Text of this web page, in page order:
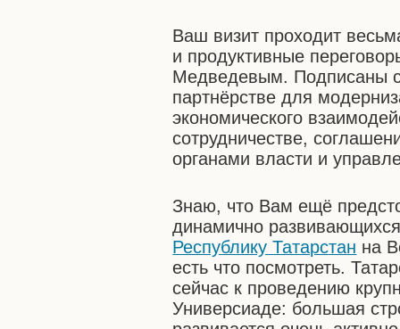
Ваш визит проходит
и продуктивные
Медведевым. Подписаны
партнёрстве для
экономического
сотрудничестве,
органами власти и
Знаю, что Вам ещё
динамично
Республику Татарстан на
есть что посмотреть.
сейчас к проведению
Универсиаде: большая